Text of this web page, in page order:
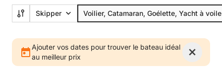
Skipper Voilier, Catamaran, Goélette, Yacht à voile
Ajouter vos dates pour trouver le bateau idéal
au meilleur prix